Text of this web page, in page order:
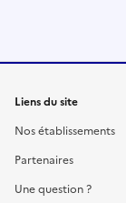
Liens du site
Nos établissements
Partenaires
Une question ?